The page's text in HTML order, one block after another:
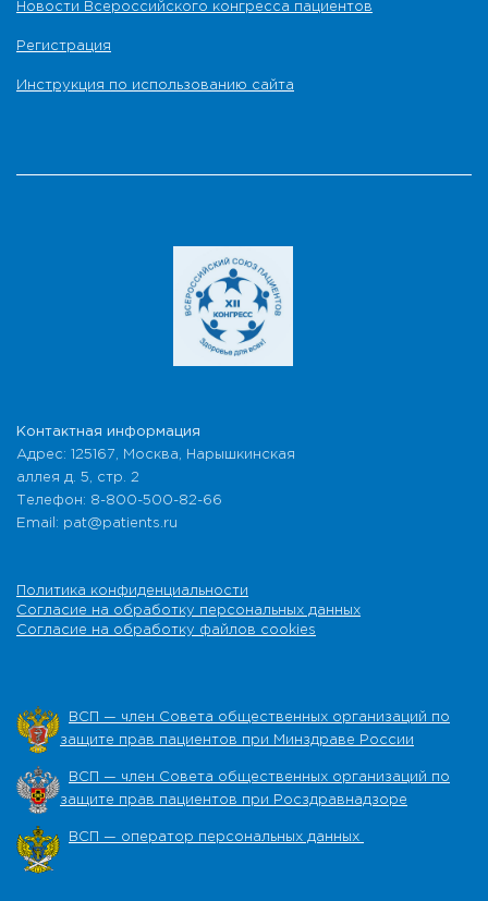
Новости Всероссийского конгресса пациентов
Регистрация
Инструкция по использованию сайта
Контактная информация
Адрес: 125167, Москва, Нарышкинская
аллея д. 5, стр. 2
Телефон: 8-800-500-82-66
Email: pat@patients.ru
Политика конфиденциальности
Согласие на обработку персональных данных
Согласие на обработку файлов cookies
ВСП — член Совета общественных организаций по
защите прав пациентов при Минздраве России
ВСП — член Совета общественных организаций по
защите прав пациентов при Росздравнадзоре
ВСП — оператор персональных данных